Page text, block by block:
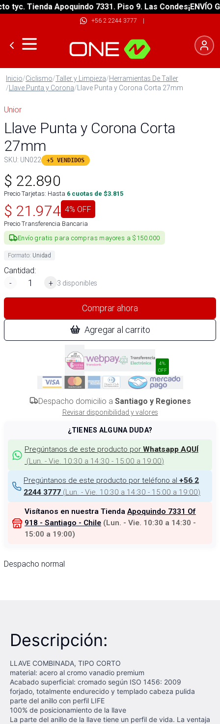
Tienda Apoquindo 7331. Piso 9. Las Condes¡ENVÍO
+56 2 2244 3777 |
Inicio/Ciclismo/Taller y Limpieza/Herramientas De Taller
/Llave Punta y Corona/Llave Punta y Corona Corta 27mm
Unior
Llave Punta y Corona Corta
27mm
SKU: UN022 +5 VENDIDOS
$ 22.890
Precio Tarjetas: Hasta 6 cuotas de $3.815
$ 21.974 4% OFF
Precio Transferencia Bancaria
Envío gratis para compras mayores a $150.000
Formato: Unidad
Cantidad:
-
+ 3 disponibles
Comprar ahora
Agregar al carrito
4%
OFF
Despacho domicilio a Santiago y Regiones
Revisar disponibilidad y valores
¿TIENES ALGUNA DUDA?
Pregúntanos de este producto por Whatsapp AQUÍ
(Lun. - Vie. 10:30 a 14:30 - 15:00 a 19:00)
Pregúntanos de este producto por teléfono al +56 2
2244 3777 (Lun. - Vie. 10:30 a 14:30 - 15:00 a 19:00)
Visítanos en nuestra Tienda Apoquindo 7331 Of
918 - Santiago - Chile (Lun. - Vie. 10:30 a 14:30 -
15:00 a 19:00)
Despacho normal
Descripción:
LLAVE COMBINADA, TIPO CORTO
material: acero al cromo vanadio premium
Acabado superficial: cromado según ISO 1456: 2009
forjado, totalmente endurecido y templado cabeza pulida
parte del anillo con perfil LIFE
100% de posicionamiento de la llave
La parte del anillo de la llave tiene un perfil de vida. La ventaja